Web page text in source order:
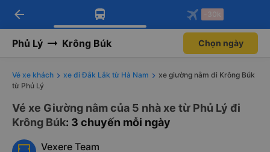
Tải app Vexere ngay!
Nhận ưu đãi thành viên độc
Mở app
Tải app Vexere
-30k/ghế khi đặt vé máy bay qua
Mở app
arrow_back -30k
Phủ Lý Krông Búk Chọn ngày
Vé xe khách xe đi Đắk Lắk từ Hà Nam
xe giường nằm đi Krông Búk
từ Phủ Lý
Vé xe Giường nằm của 5 nhà xe từ Phủ Lý đi
Krông Búk: 3 chuyến mỗi ngày
Vexere Team